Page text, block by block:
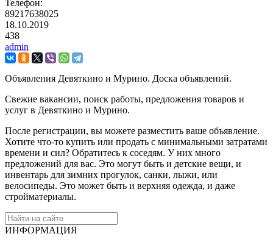
Телефон:
89217638025
18.10.2019
438
admin
Объявления Девяткино и Мурино. Доска объявлений.
Свежие вакансии, поиск работы, предложения товаров и
услуг в Девяткино и Мурино.
После регистрации, вы можете разместить ваше объявление.
Хотите что-то купить или продать с минимальными затратами
времени и сил? Обратитесь к соседям. У них много
предложений для вас. Это могут быть и детские вещи, и
инвентарь для зимних прогулок, санки, лыжи, или
велосипеды. Это может быть и верхняя одежда, и даже
стройматериалы.
ИНФОРМАЦИЯ